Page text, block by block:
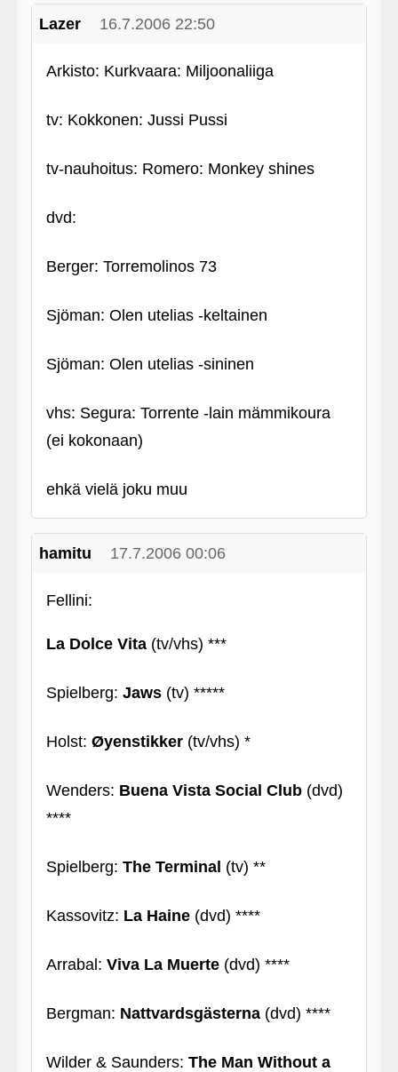
Lazer 16.7.2006 22:50
Arkisto: Kurkvaara: Miljoonaliiga
tv: Kokkonen: Jussi Pussi
tv-nauhoitus: Romero: Monkey shines
dvd:
Berger: Torremolinos 73
Sjöman: Olen utelias ‑keltainen
Sjöman: Olen utelias ‑sininen
vhs: Segura: Torrente ‑lain mämmikoura
(ei kokonaan)
ehkä vielä joku muu
hamitu 17.7.2006 00:06
Fellini:
La Dolce Vita(tv/vhs) ***
Spielberg: Jaws(tv) *****
Holst: Øyenstikker(tv/vhs) *
Wenders: Buena Vista Social Club(dvd)
****
Spielberg: The Terminal (tv) **
Kassovitz: La Haine(dvd) ****
Arrabal: Viva La Muerte(dvd) ****
Bergman: Nattvardsgästerna(dvd) ****
Wilder & Saunders: The Man Without a